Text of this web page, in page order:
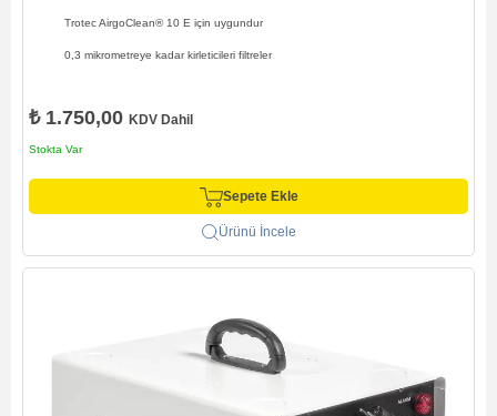
Trotec AirgoClean® 10 E için uygundur
0,3 mikrometreye kadar kirleticileri filtreler
₺ 1.750,00 KDV Dahil
Stokta Var
Sepete Ekle
Ürünü İncele